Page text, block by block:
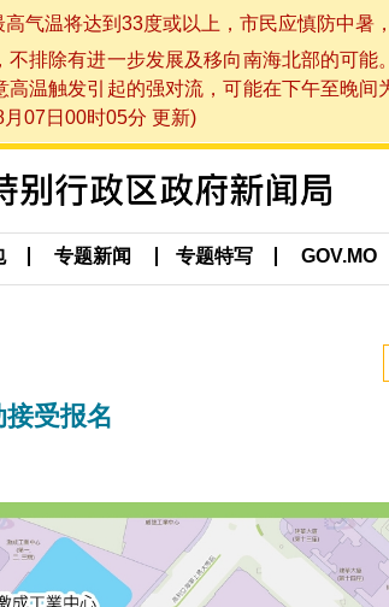
气温将达到33度或以上，市民应慎防中暑
排除有进一步发展及移向南海北部的可
温触发引起的强对流，可能在下午至晚
07日00时05分 更新)
专题新闻 专题特写 GOV.MO
受报名